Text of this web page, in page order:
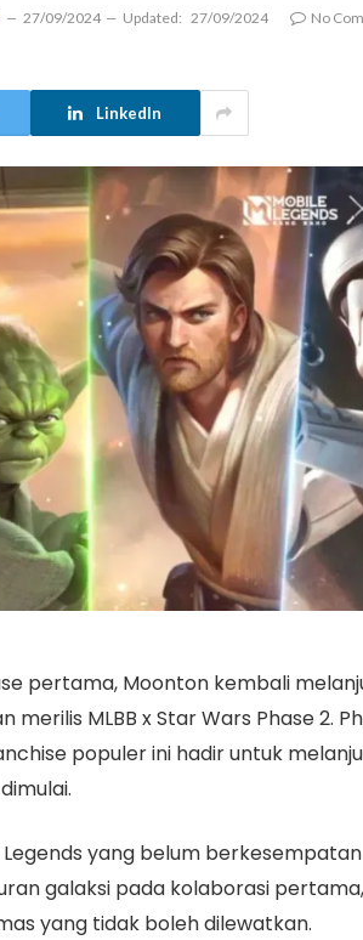
27/09/2024 Updated: 27/09/2024
No
LinkedIn
pertama, Moonton kembali
MLBB x Star Wars Phase 2.
populer ini hadir untuk
yang belum berkesempatan
galaksi pada kolaborasi
yang tidak boleh dilewatkan.